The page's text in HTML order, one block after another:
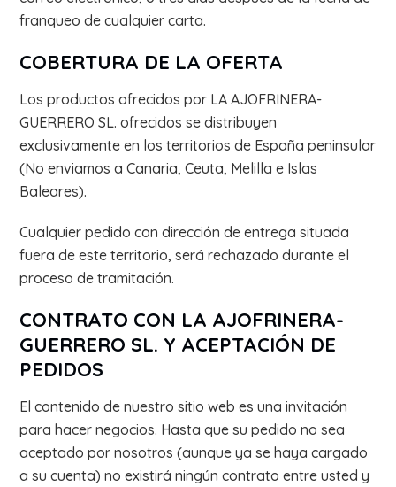
franqueo de cualquier carta.
COBERTURA DE LA OFERTA
Los productos ofrecidos por LA AJOFRINERA-
GUERRERO SL. ofrecidos se distribuyen
exclusivamente en los territorios de España peninsular
(No enviamos a Canaria, Ceuta, Melilla e Islas
Baleares).
Cualquier pedido con dirección de entrega situada
fuera de este territorio, será rechazado durante el
proceso de tramitación.
CONTRATO CON LA AJOFRINERA-
GUERRERO SL. Y ACEPTACIÓN DE
PEDIDOS
El contenido de nuestro sitio web es una invitación
para hacer negocios. Hasta que su pedido no sea
aceptado por nosotros (aunque ya se haya cargado
a su cuenta) no existirá ningún contrato entre usted y